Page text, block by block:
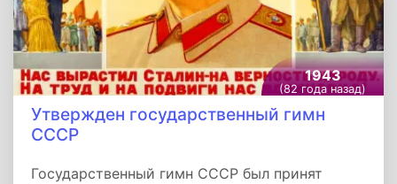
1943
(82 года назад)
Утвержден государственный гимн
СССР
Государственный гимн СССР был принят